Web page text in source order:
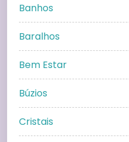
Banhos
Baralhos
Bem Estar
Búzios
Cristais